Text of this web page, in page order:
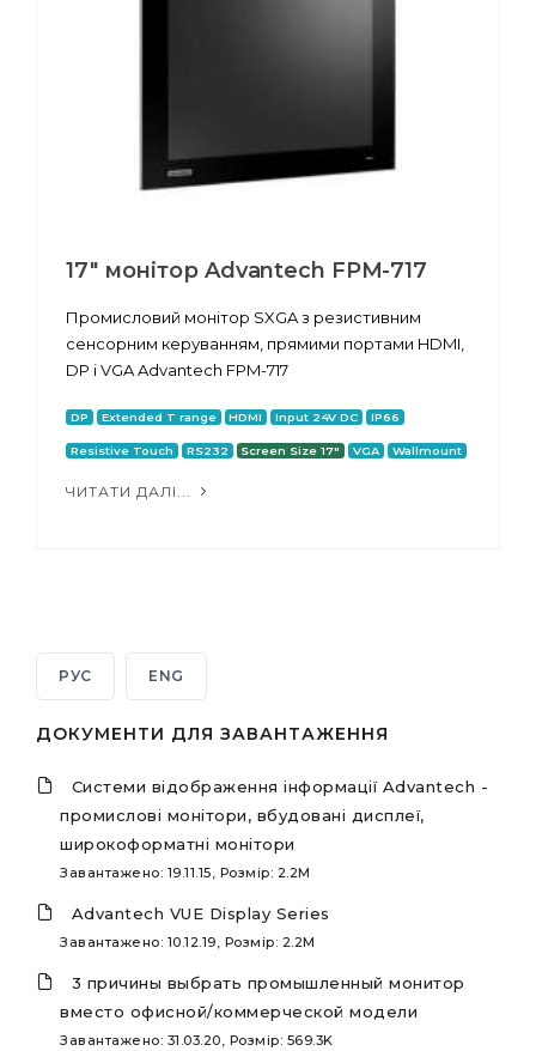
17" монітор Advantech FPM-717
Промисловий монітор SXGA з резистивним
сенсорним керуванням, прямими портами HDMI,
DP і VGA Advantech FPM-717
DP Extended T range HDMI Input 24V DC IP66
Resistive Touch RS232 Screen Size 17" VGA Wallmount
ЧИТАТИ ДАЛІ...
РУС ENG
ДОКУМЕНТИ ДЛЯ ЗАВАНТАЖЕННЯ
Системи відображення інформації Advantech -
промислові монітори, вбудовані дисплеї,
широкоформатні монітори
Завантажено: 19.11.15, Розмір: 2.2M
Advantech VUE Display Series
Завантажено: 10.12.19, Розмір: 2.2M
3 причины выбрать промышленный монитор
вместо офисной/коммерческой модели
Завантажено: 31.03.20, Розмір: 569.3K